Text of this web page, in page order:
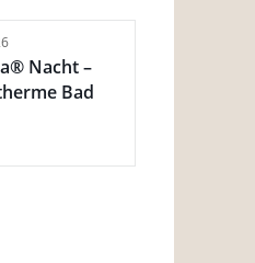
Nacht –
Bad